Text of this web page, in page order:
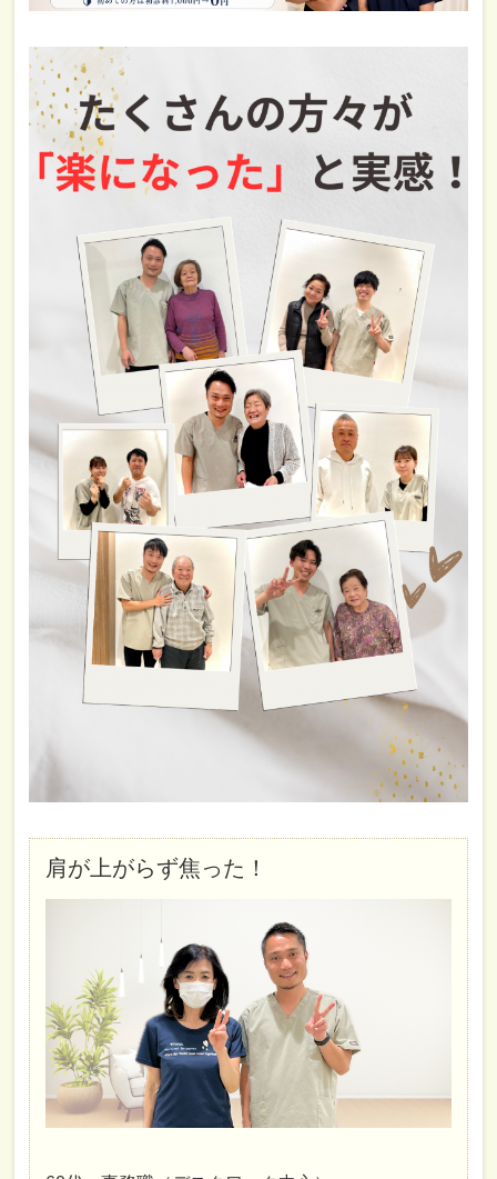
肩が上がらず焦った！